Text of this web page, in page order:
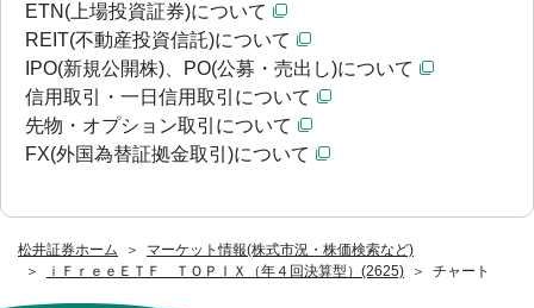
松井証券ホーム
マーケット情報(株式市況・株価検索など)
ｉＦｒｅｅＥＴＦ ＴＯＰＩＸ（年４回決算型）(2625)
チャート
ETN(上場投資証券)について
REIT(不動産投資信託)について
IPO(新規公開株)、PO(公募・売出し)について
信用取引・一日信用取引について
先物・オプション取引について
FX(外国為替証拠金取引)について